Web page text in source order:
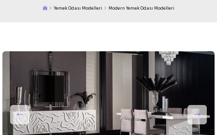
Yemek Odası Modelleri Modern Yemek Odası Modelleri